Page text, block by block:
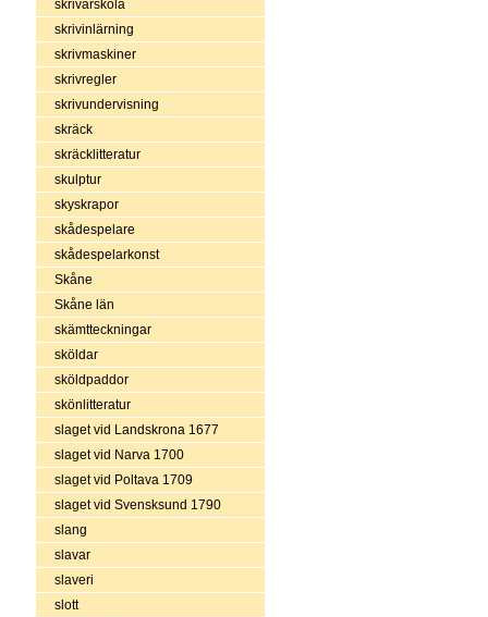
skrivarskola
skrivinlärning
skrivmaskiner
skrivregler
skrivundervisning
skräck
skräcklitteratur
skulptur
skyskrapor
skådespelare
skådespelarkonst
Skåne
Skåne län
skämtteckningar
sköldar
sköldpaddor
skönlitteratur
slaget vid Landskrona 1677
slaget vid Narva 1700
slaget vid Poltava 1709
slaget vid Svensksund 1790
slang
slavar
slaveri
slott